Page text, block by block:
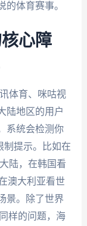
的体育赛事。
心障
体育、咪咕视
陆地区的用户
系统会检测你
制提示。比如在
陆，在韩国看
澳大利亚看世
景。除了世界
样的问题，海